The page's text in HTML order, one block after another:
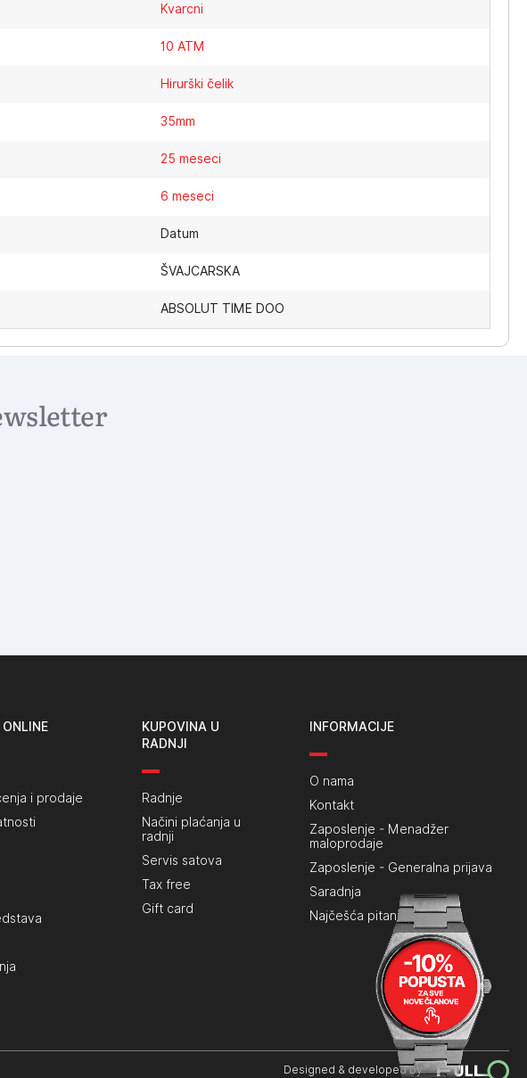
Kvarcni
10 ATM
Hirurški čelik
35mm
25 meseci
6 meseci
Datum
ŠVAJCARSKA
ABSOLUT TIME DOO
i prodaje
KUPOVINA U
RADNJI
Radnje
Načini plaćanja u
radnji
Servis satova
Tax free
Gift card
INFORMACIJE
O nama
Kontakt
Zaposlenje - Menadžer
maloprodaje
Zaposlenje - Generalna prijava
Saradnja
Najčešća pitanja
Designed & developed by: